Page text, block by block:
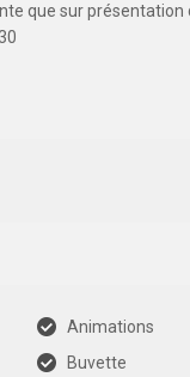
que sur
Animations
Buvette